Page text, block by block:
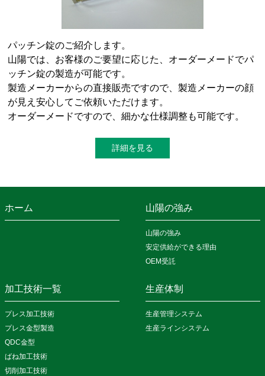
パッチン錠のご紹介します。
山陽では、お客様のご要望に応じた、オーダーメードでパ
ッチン錠の製造が可能です。
製造メーカーからの直接販売ですので、製造メーカーの顔
が見え安心してご依頼いただけます。
オーダーメードですので、細かな仕様調整も可能です。
詳細を見る
ホーム 山陽の強み
山陽の強み
安定供給ができる理由
OEM受託
加工技術一覧
プレス加工技術
プレス金型製造
QDC金型
ばね加工技術
切削加工技術
生産体制
生産管理システム
生産ラインシステム